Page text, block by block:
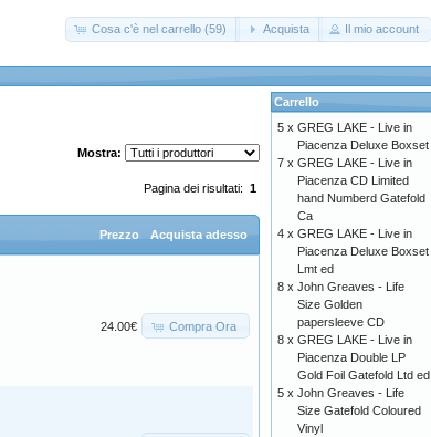
Cosa c'è nel carrello (59) Acquista Il mio account
Mostra:
Pagina dei risultati: 1
Prezzo Acquista adesso
24.00€ Compra Ora
Carrello
5 x GREG LAKE - Live in
Piacenza Deluxe Boxset
7 x GREG LAKE - Live in
Piacenza CD Limited
hand Numberd Gatefold
Ca
4 x GREG LAKE - Live in
Piacenza Deluxe Boxset
Lmt ed
8 x John Greaves - Life
Size Golden
papersleeve CD
8 x GREG LAKE - Live in
Piacenza Double LP
Gold Foil Gatefold Ltd ed
5 x John Greaves - Life
Size Gatefold Coloured
Vinyl